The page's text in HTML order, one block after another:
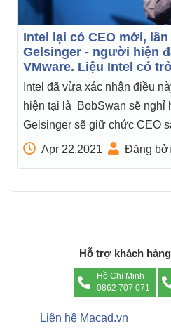
Intel lại có CEO mới,
Gelsinger - người hiện
VMware. Liệu Intel có
Intel đã vừa xác nhận điều
hiện tại là BobSwan sẽ
Gelsinger sẽ giữ chức CEO
Apr 22.2021 Đăng
Hỗ trợ khách
Hồ Chí Minh
0862 707 071
Liên hệ Macad.vn